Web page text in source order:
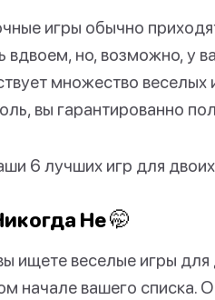
игры обычно
вдвоем, но, возможно, у
множество веселых
вы гарантированно
6 лучших игр для
Не 🤭
ищете веселые игры для
начале вашего списка.